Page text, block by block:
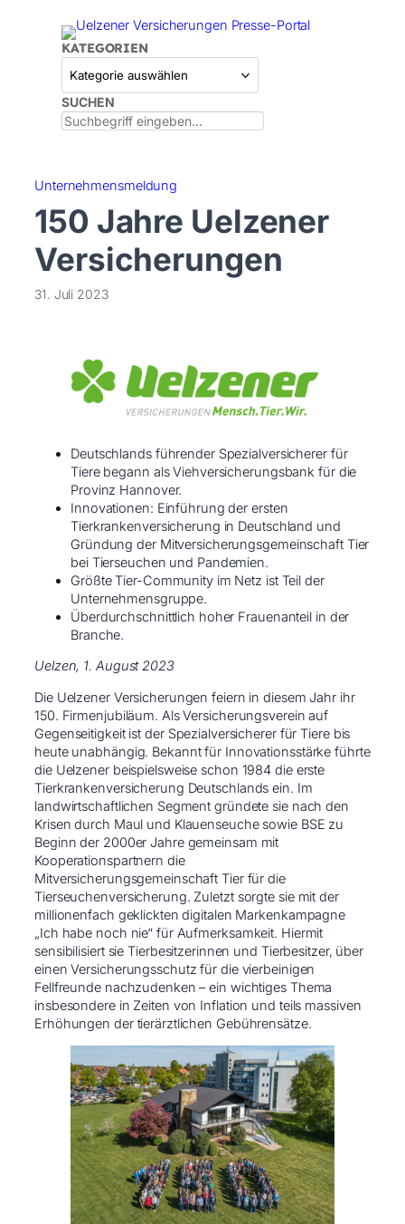
KATEGORIEN
SUCHEN
Unternehmensmeldung
150 Jahre Uelzener
Versicherungen
31. Juli 2023
Deutschlands führender Spezialversicherer für
Tiere begann als Viehversicherungsbank für die
Provinz Hannover.
Innovationen: Einführung der ersten
Tierkrankenversicherung in Deutschland und
Gründung der Mitversicherungsgemeinschaft Tier
bei Tierseuchen und Pandemien.
Größte Tier-Community im Netz ist Teil der
Unternehmensgruppe.
Überdurchschnittlich hoher Frauenanteil in der
Branche.
Uelzen, 1. August 2023
Die Uelzener Versicherungen feiern in diesem Jahr ihr
150. Firmenjubiläum. Als Versicherungsverein auf
Gegenseitigkeit ist der Spezialversicherer für Tiere bis
heute unabhängig. Bekannt für Innovationsstärke führte
die Uelzener beispielsweise schon 1984 die erste
Tierkrankenversicherung Deutschlands ein. Im
landwirtschaftlichen Segment gründete sie nach den
Krisen durch Maul und Klauenseuche sowie BSE zu
Beginn der 2000er Jahre gemeinsam mit
Kooperationspartnern die
Mitversicherungsgemeinschaft Tier für die
Tierseuchenversicherung. Zuletzt sorgte sie mit der
millionenfach geklickten digitalen Markenkampagne
„Ich habe noch nie“ für Aufmerksamkeit. Hiermit
sensibilisiert sie Tierbesitzerinnen und Tierbesitzer, über
einen Versicherungsschutz für die vierbeinigen
Fellfreunde nachzudenken – ein wichtiges Thema
insbesondere in Zeiten von Inflation und teils massiven
Erhöhungen der tierärztlichen Gebührensätze.